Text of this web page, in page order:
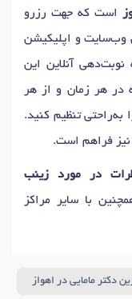
است که جهت رزرو
وب‌سایت و اپلیکیشن
نوبت‌دهی آنلاین این
در هر زمان و از هر
به‌راحتی تنظیم کنید.
نیز فراهم است.
در مورد زینب
با سایر مراکز
دکتر مامایی در اهواز